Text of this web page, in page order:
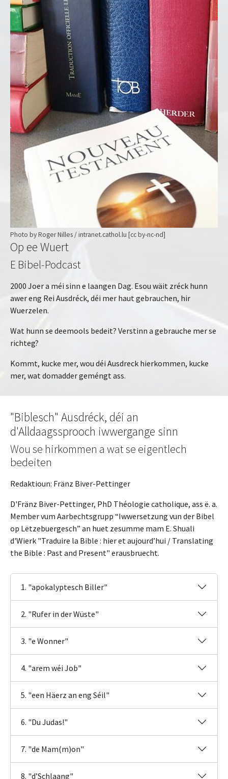
Photo by Roger Nilles / intranet.cathol.lu [cc by-nc-nd]
Op ee Wuert
E Bibel-Podcast
2000 Joer a méi sinn e laangen Dag. Esou wäit zréck hunn
awer eng Rei Ausdréck, déi mer haut gebrauchen, hir
Wuerzelen.
Wat hunn se deemools bedeit? Verstinn a gebrauche mer se
richteg?
Kommt, kucke mer, wou déi Ausdreck hierkommen, kucke
mer, wat domadder geméngt ass.
"Biblesch" Ausdréck, déi an
d'Alldaagssprooch iwwergange sinn
Wou se hirkommen a wat se eigentlech
bedeiten
Redaktioun: Fränz Biver-Pettinger
D'Fränz Biver-Pettinger, PhD Théologie catholique, ass ë. a.
Member vum Aarbechtsgrupp “Iwwersetzung vun der Bibel
op Lëtzebuergesch” an huet zesumme mam E. Shuali
d'Wierk "Traduire la Bible : hier et aujourd’hui / Translating
the Bible : Past and Present" erausbruecht.
1. "apokalyptesch Biller"
2. "Rufer in der Wüste"
3. "e Wonner"
4. "arem wéi Job"
5. "een Häerz an eng Séil"
6. "Du Judas!"
7. "de Mam(m)on"
8. "d’Schlaang"